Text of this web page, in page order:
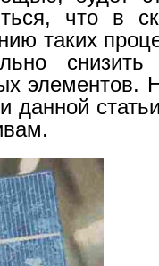
что в
таких
элементов.
данной